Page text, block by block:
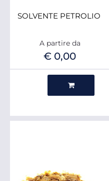
SOLVENTE PETROLIO
A partire da
€ 0,00